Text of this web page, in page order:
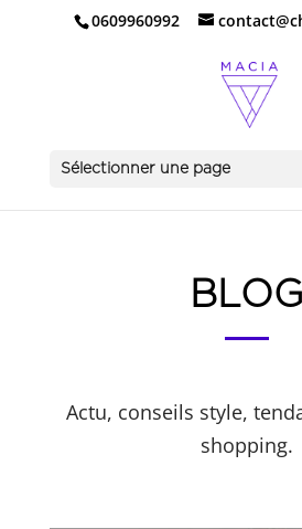
0609960992
Sélectionner une page
BLOG
Actu, conseils style,
shopping.